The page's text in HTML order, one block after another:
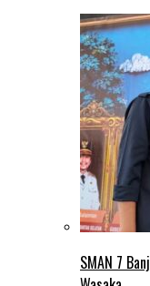
SMAN 7